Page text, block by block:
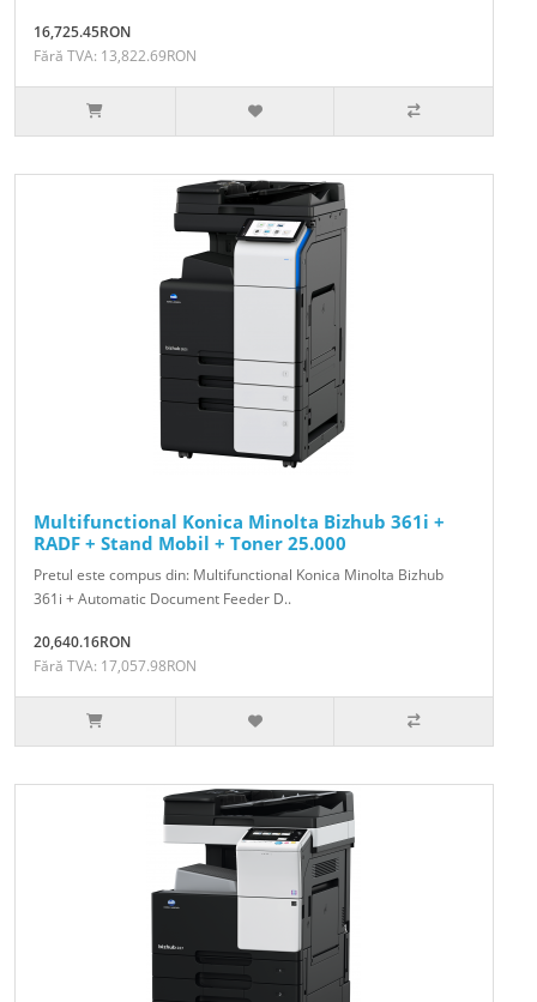
16,725.45RON
Fără TVA: 13,822.69RON
Multifunctional Konica Minolta Bizhub 361i +
RADF + Stand Mobil + Toner 25.000
Pretul este compus din: Multifunctional Konica Minolta Bizhub
361i + Automatic Document Feeder D..
20,640.16RON
Fără TVA: 17,057.98RON